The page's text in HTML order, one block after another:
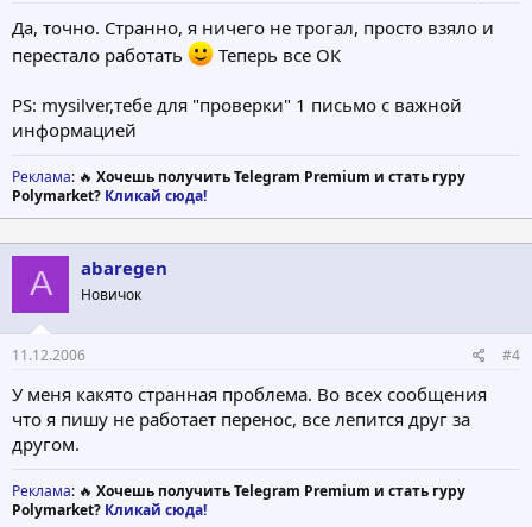
Да, точно. Странно, я ничего не трогал, просто взяло и
перестало работать
Теперь все ОК
PS: mysilver,тебе для "проверки" 1 письмо с важной
информацией
Реклама: 🔥 Хочешь получить Telegram Premium и стать гуру
Polymarket? Кликай сюда!
A abaregen
Новичок
11.12.2006 #4
У меня какято странная проблема. Во всех сообщения
что я пишу не работает перенос, все лепится друг за
другом.
Реклама: 🔥 Хочешь получить Telegram Premium и стать гуру
Polymarket? Кликай сюда!